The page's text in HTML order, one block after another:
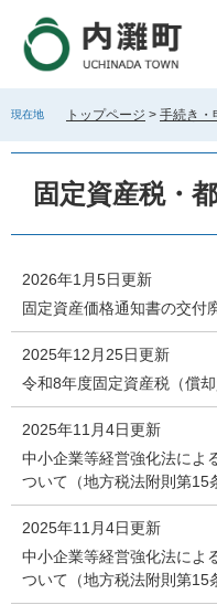
で
ば
現在地 トップページ > 手続き・
固定資産税・
2026年1月5日更新
固定資産価格通知書の交付
2025年12月25日更新
令和8年度固定資産税（償
2025年11月4日更新
中小企業等経営強化法によ
ついて（地方税法附則第15
2025年11月4日更新
中小企業等経営強化法によ
ついて（地方税法附則第15